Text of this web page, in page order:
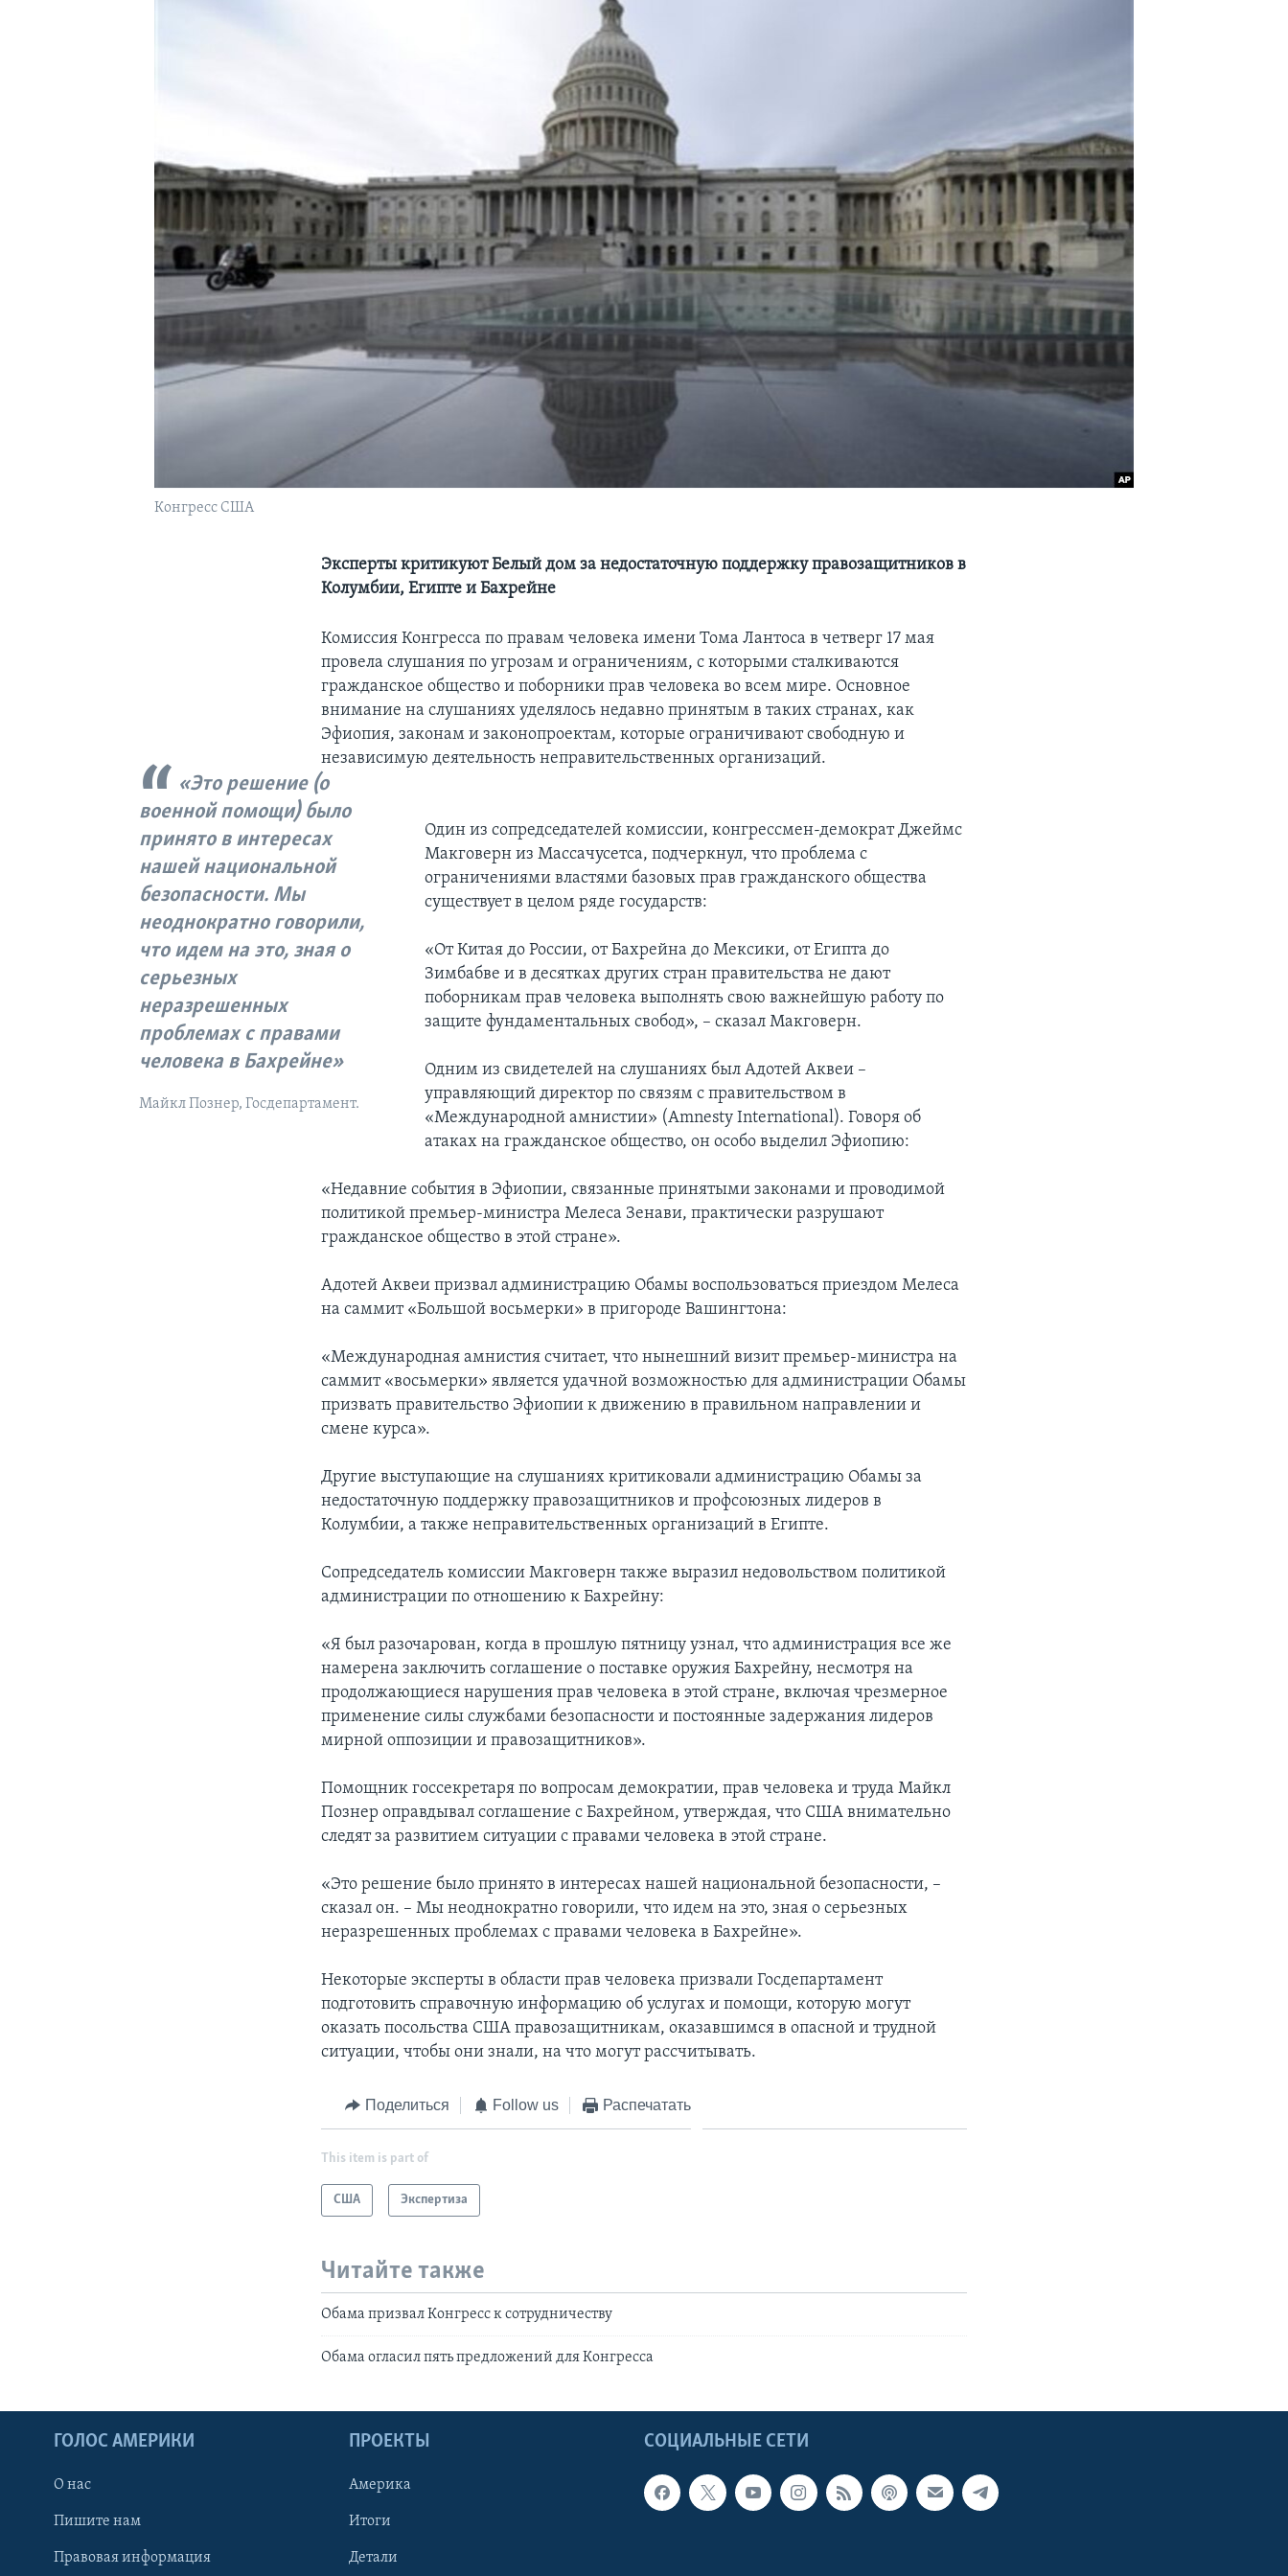
Конгресс США
Эксперты критикуют Белый дом за недостаточную поддержку правозащитников в
Колумбии, Египте и Бахрейне
Комиссия Конгресса по правам человека имени Тома Лантоса в четверг 17 мая
провела слушания по угрозам и ограничениям, с которыми сталкиваются
гражданское общество и поборники прав человека во всем мире. Основное
внимание на слушаниях уделялось недавно принятым в таких странах, как
Эфиопия, законам и законопроектам, которые ограничивают свободную и
независимую деятельность неправительственных организаций.
«Это решение (о
военной помощи) было
принято в интересах
нашей национальной
безопасности. Мы
неоднократно говорили,
что идем на это, зная о
серьезных
неразрешенных
проблемах с правами
человека в Бахрейне»
Майкл Познер, Госдепартамент.
Один из сопредседателей комиссии, конгрессмен-демократ Джеймс
Макговерн из Массачусетса, подчеркнул, что проблема с
ограничениями властями базовых прав гражданского общества
существует в целом ряде государств:
«От Китая до России, от Бахрейна до Мексики, от Египта до
Зимбабве и в десятках других стран правительства не дают
поборникам прав человека выполнять свою важнейшую работу по
защите фундаментальных свобод», – сказал Макговерн.
Одним из свидетелей на слушаниях был Адотей Аквеи –
управляющий директор по связям с правительством в
«Международной амнистии» (Amnesty International). Говоря об
атаках на гражданское общество, он особо выделил Эфиопию:
«Недавние события в Эфиопии, связанные принятыми законами и проводимой
политикой премьер-министра Мелеса Зенави, практически разрушают
гражданское общество в этой стране».
Адотей Аквеи призвал администрацию Обамы воспользоваться приездом Мелеса
на саммит «Большой восьмерки» в пригороде Вашингтона:
«Международная амнистия считает, что нынешний визит премьер-министра на
саммит «восьмерки» является удачной возможностью для администрации Обамы
призвать правительство Эфиопии к движению в правильном направлении и
смене курса».
Другие выступающие на слушаниях критиковали администрацию Обамы за
недостаточную поддержку правозащитников и профсоюзных лидеров в
Колумбии, а также неправительственных организаций в Египте.
Сопредседатель комиссии Макговерн также выразил недовольством политикой
администрации по отношению к Бахрейну:
«Я был разочарован, когда в прошлую пятницу узнал, что администрация все же
намерена заключить соглашение о поставке оружия Бахрейну, несмотря на
продолжающиеся нарушения прав человека в этой стране, включая чрезмерное
применение силы службами безопасности и постоянные задержания лидеров
мирной оппозиции и правозащитников».
Помощник госсекретаря по вопросам демократии, прав человека и труда Майкл
Познер оправдывал соглашение с Бахрейном, утверждая, что США внимательно
следят за развитием ситуации с правами человека в этой стране.
«Это решение было принято в интересах нашей национальной безопасности, –
сказал он. – Мы неоднократно говорили, что идем на это, зная о серьезных
неразрешенных проблемах с правами человека в Бахрейне».
Некоторые эксперты в области прав человека призвали Госдепартамент
подготовить справочную информацию об услугах и помощи, которую могут
оказать посольства США правозащитникам, оказавшимся в опасной и трудной
ситуации, чтобы они знали, на что могут рассчитывать.
Поделиться Follow us Распечатать
This item is part of
США Экспертиза
Читайте также
Обама призвал Конгресс к сотрудничеству
Обама огласил пять предложений для Конгресса
СОЦИАЛЬНЫЕ СЕТИ
ГОЛОС АМЕРИКИ
О нас
Пишите нам
Правовая информация
ПРОЕКТЫ
Америка
Итоги
Детали